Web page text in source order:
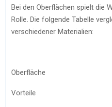
Bei den Oberflächen spielt die
Rolle. Die folgende Tabelle
verschiedener Materialien:
Oberfläche
Vorteile